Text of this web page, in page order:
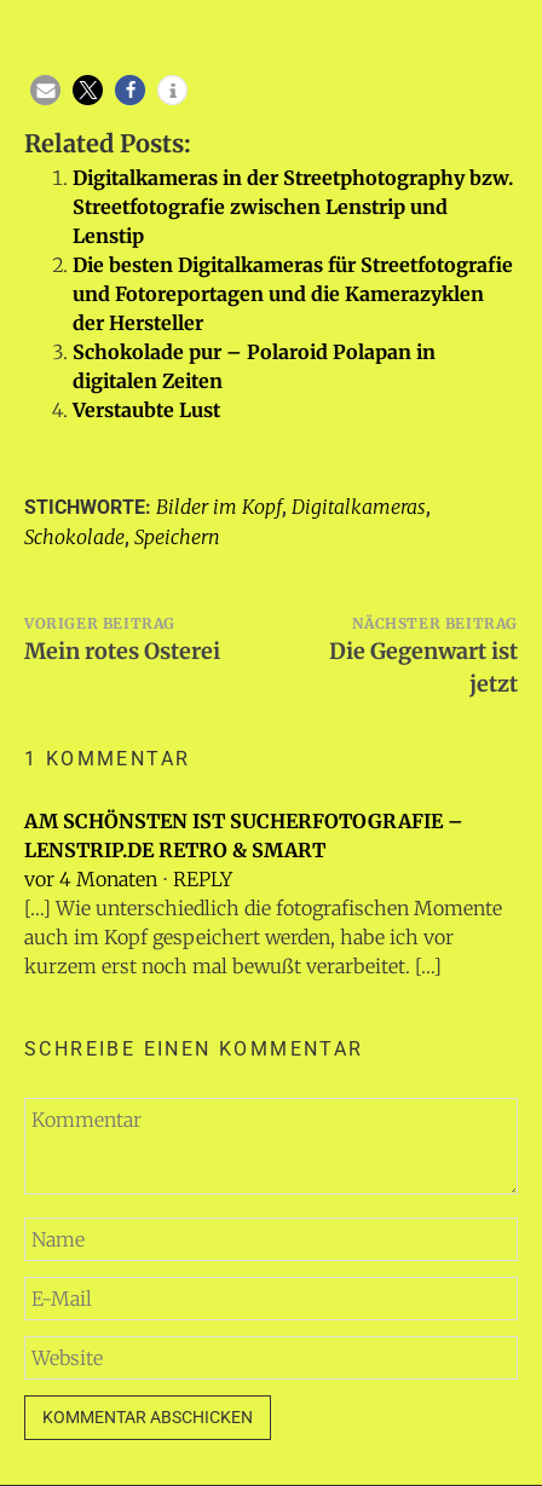
Related Posts:
Digitalkameras in der Streetphotography bzw.
Streetfotografie zwischen Lenstrip und
Lenstip
Die besten Digitalkameras für Streetfotografie
und Fotoreportagen und die Kamerazyklen
der Hersteller
Schokolade pur – Polaroid Polapan in
digitalen Zeiten
Verstaubte Lust
STICHWORTE: Bilder im Kopf, Digitalkameras,
Schokolade, Speichern
Beitragsnavigation
VORIGER BEITRAG
Mein rotes Osterei
NÄCHSTER BEITRAG
Die Gegenwart ist
jetzt
1 KOMMENTAR
AM SCHÖNSTEN IST SUCHERFOTOGRAFIE –
LENSTRIP.DE RETRO & SMART
vor 4 Monaten ⋅ REPLY
[…] Wie unterschiedlich die fotografischen Momente
auch im Kopf gespeichert werden, habe ich vor
kurzem erst noch mal bewußt verarbeitet. […]
SCHREIBE EINEN KOMMENTAR